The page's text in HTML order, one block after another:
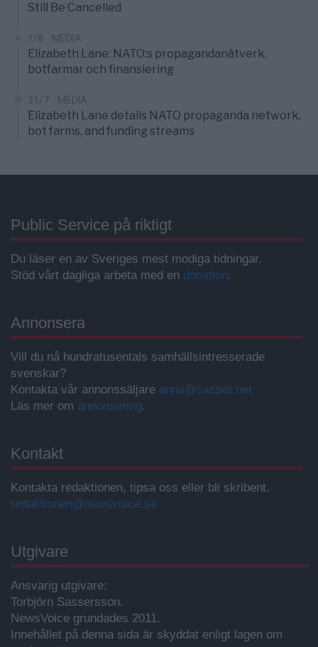
Still Be Cancelled
1/8 MEDIA
Elizabeth Lane: NATO:s propagandanätverk,
botfarmar och finansiering
31/7 MEDIA
Elizabeth Lane details NATO propaganda network,
bot farms, and funding streams
Public Service på riktigt
Du läser en av Sveriges mest modiga tidningar.
Stöd vårt dagliga arbeta med en donation.
Annonsera
Vill du nå hundratusentals samhällsintresserade
svenskar?
Kontakta vår annonssäljare anna@sasser.net
Läs mer om annonsering.
Kontakt
Kontakta redaktionen, tipsa oss eller bli skribent.
redaktionen@newsvoice.se
Utgivare
Ansvarig utgivare:
Torbjörn Sassersson.
NewsVoice grundades 2011.
Innehållet på denna sida är skyddat enligt lagen om